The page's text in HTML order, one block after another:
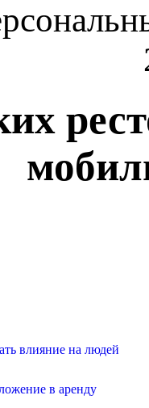
влияние на людей
в аренду